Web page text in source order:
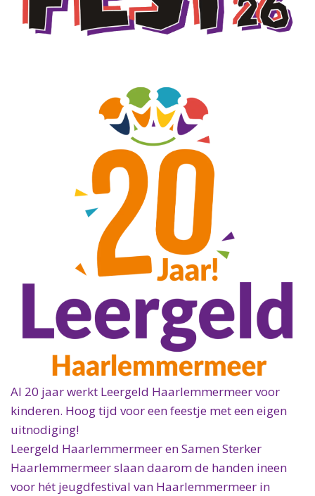
Info voor hulpverleners
ANBI
Ons ANBI formulier
Over ons
Veelgestelde vragen (FAQ)
Al 20 jaar werkt Leergeld Haarlemmermeer voor
kinderen. Hoog tijd voor een feestje met een eigen
uitnodiging!
Leergeld Haarlemmermeer en Samen Sterker
Haarlemmermeer slaan daarom de handen ineen
voor hét jeugdfestival van Haarlemmermeer in